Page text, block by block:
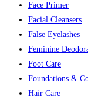
Face Primer
Facial Cleansers
False Eyelashes
Feminine
Foot Care
Foundations &
Hair Care